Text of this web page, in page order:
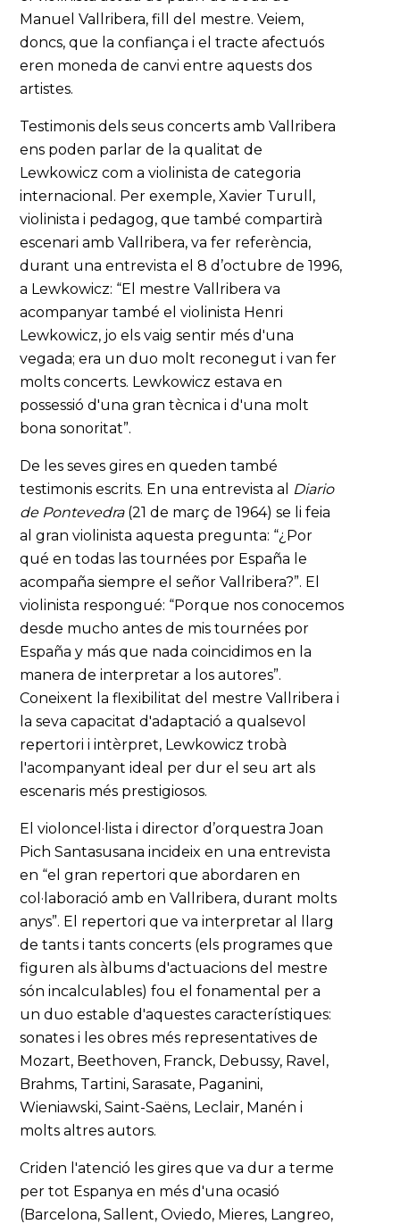
Manuel Vallribera, fill del mestre. Veiem,
doncs, que la confiança i el tracte afectuós
eren moneda de canvi entre aquests dos
artistes.
Testimonis dels seus concerts amb Vallribera
ens poden parlar de la qualitat de
Lewkowicz com a violinista de categoria
internacional. Per exemple, Xavier Turull,
violinista i pedagog, que també compartirà
escenari amb Vallribera, va fer referència,
durant una entrevista el 8 d’octubre de 1996,
a Lewkowicz: “El mestre Vallribera va
acompanyar també el violinista Henri
Lewkowicz, jo els vaig sentir més d'una
vegada; era un duo molt reconegut i van fer
molts concerts. Lewkowicz estava en
possessió d'una gran tècnica i d'una molt
bona sonoritat”.
De les seves gires en queden també
testimonis escrits. En una entrevista al Diario
de Pontevedra(21 de març de 1964) se li feia
al gran violinista aquesta pregunta: “¿Por
qué en todas las tournées por España le
acompaña siempre el señor Vallribera?”. El
violinista respongué: “Porque nos conocemos
desde mucho antes de mis tournées por
España y más que nada coincidimos en la
manera de interpretar a los autores”.
Coneixent la flexibilitat del mestre Vallribera i
la seva capacitat d'adaptació a qualsevol
repertori i intèrpret, Lewkowicz trobà
l'acompanyant ideal per dur el seu art als
escenaris més prestigiosos.
El violoncel·lista i director d’orquestra Joan
Pich Santasusana incideix en una entrevista
en “el gran repertori que abordaren en
col·laboració amb en Vallribera, durant molts
anys”. El repertori que va interpretar al llarg
de tants i tants concerts (els programes que
figuren als àlbums d'actuacions del mestre
són incalculables) fou el fonamental per a
un duo estable d'aquestes característiques:
sonates i les obres més representatives de
Mozart, Beethoven, Franck, Debussy, Ravel,
Brahms, Tartini, Sarasate, Paganini,
Wieniawski, Saint-Saëns, Leclair, Manén i
molts altres autors.
Criden l'atenció les gires que va dur a terme
per tot Espanya en més d'una ocasió
(Barcelona, Sallent, Oviedo, Mieres, Langreo,